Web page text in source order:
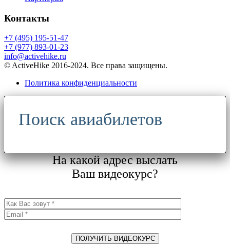
Контакты
+7 (495) 195-51-47
+7 (977) 893-01-23
info@activehike.ru
© ActiveHike 2016-2024. Все права защищены.
Политика конфиденциальности
Поиск авиабилетов
На какой адрес выслать
Ваш видеокурс?